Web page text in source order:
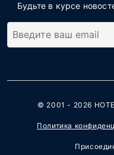
Будьте в курсе
© 2001 - 2026
Политика